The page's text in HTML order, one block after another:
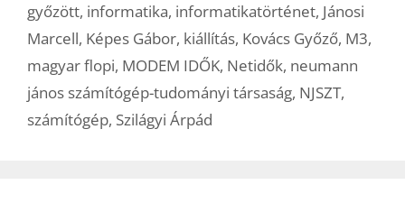
győzött, informatika, informatikatörténet, Jánosi
Marcell, Képes Gábor, kiállítás, Kovács Győző, M3,
magyar flopi, MODEM IDŐK, Netidők, neumann
jános számítógép-tudományi társaság, NJSZT,
számítógép, Szilágyi Árpád